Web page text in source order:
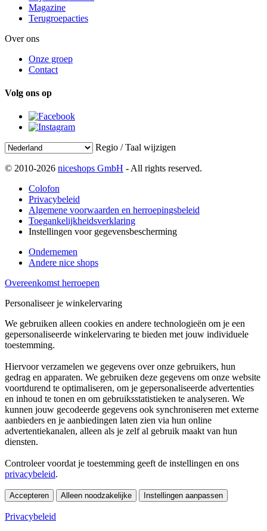
Magazine
Terugroepacties
Over ons
Onze groep
Contact
Volg ons op
Regio / Taal wijzigen
© 2010-2026 niceshops GmbH - All rights reserved.
Colofon
Privacybeleid
Algemene voorwaarden en herroepingsbeleid
Toegankelijkheidsverklaring
Instellingen voor gegevensbescherming
Ondernemen
Andere nice shops
Overeenkomst herroepen
Personaliseer je winkelervaring
We gebruiken alleen cookies en andere technologieën om je een
gepersonaliseerde winkelervaring te bieden met jouw individuele
toestemming.
Hiervoor verzamelen we gegevens over onze gebruikers, hun
gedrag en apparaten. We gebruiken deze gegevens om onze website
voortdurend te optimaliseren, om je gepersonaliseerde advertenties
en inhoud te tonen en om gebruiksstatistieken te analyseren. We
kunnen jouw gecodeerde gegevens ook synchroniseren met externe
aanbieders en je aanbiedingen laten zien via hun online
advertentiekanalen, alleen als je zelf al gebruik maakt van hun
diensten.
Controleer voordat je toestemming geeft de instellingen en ons
privacybeleid.
Accepteren Alleen noodzakelijke Instellingen aanpassen
Privacybeleid